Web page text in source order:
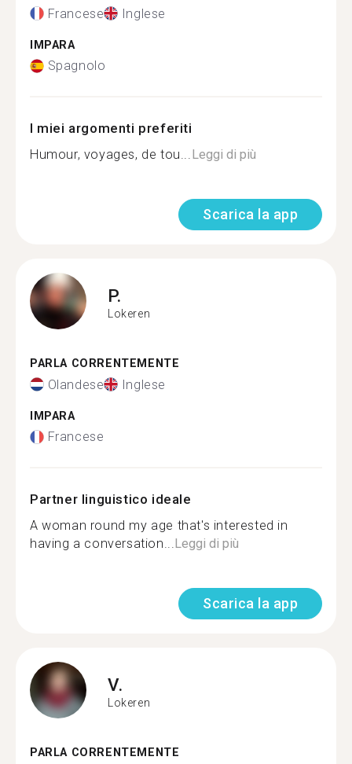
Francese Inglese
IMPARA
Spagnolo
I miei argomenti preferiti
Humour, voyages, de tou...Leggi di più
Scarica la app
P.
Lokeren
PARLA CORRENTEMENTE
Olandese Inglese
IMPARA
Francese
Partner linguistico ideale
A woman round my age that's interested in
having a conversation...Leggi di più
Scarica la app
V.
Lokeren
PARLA CORRENTEMENTE